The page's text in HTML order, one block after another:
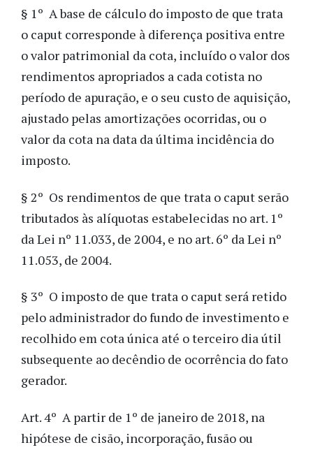
§ 1º A base de cálculo do imposto de que trata
o caput corresponde à diferença positiva entre
o valor patrimonial da cota, incluído o valor dos
rendimentos apropriados a cada cotista no
período de apuração, e o seu custo de aquisição,
ajustado pelas amortizações ocorridas, ou o
valor da cota na data da última incidência do
imposto.
§ 2º Os rendimentos de que trata o caput serão
tributados às alíquotas estabelecidas no art. 1º
da Lei nº 11.033, de 2004, e no art. 6º da Lei nº
11.053, de 2004.
§ 3º O imposto de que trata o caput será retido
pelo administrador do fundo de investimento e
recolhido em cota única até o terceiro dia útil
subsequente ao decêndio de ocorrência do fato
gerador.
Art. 4º A partir de 1º de janeiro de 2018, na
hipótese de cisão, incorporação, fusão ou